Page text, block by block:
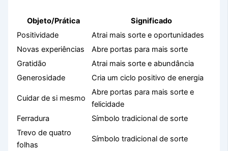
Objeto/Prática
Significado
Positividade
Atrai mais sorte e oportunidades
Novas experiências
Abre portas para mais sorte
Gratidão
Atrai mais sorte e abundância
Generosidade
Cria um ciclo positivo de energia
Cuidar de si mesmo
Abre portas para mais sorte e
felicidade
Ferradura
Símbolo tradicional de sorte
Trevo de quatro
folhas
Símbolo tradicional de sorte